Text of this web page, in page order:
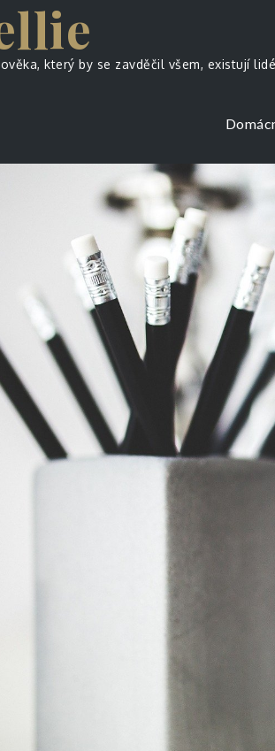
který by se zavděčil všem, existují